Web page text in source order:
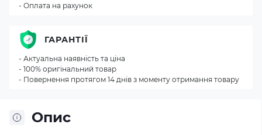
Опис
- Оплата на рахунок
ГАРАНТІЇ
- Актуальна наявність та ціна
- 100% оригінальний товар
- Повернення протягом 14 днів з моменту отримання товару